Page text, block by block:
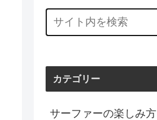
カテゴリー
サーファーの楽しみ方